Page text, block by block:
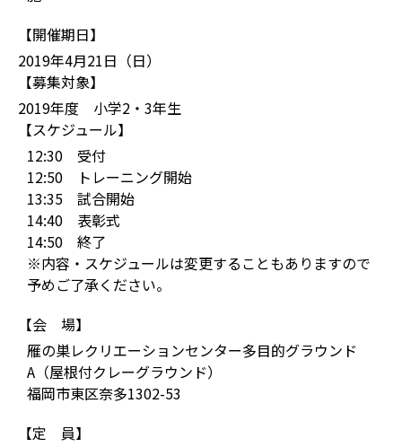
【開催期日】
2019年4月21日（日）
【募集対象】
2019年度 小学2・3年生
【スケジュール】
12:30 受付
12:50 トレーニング開始
13:35 試合開始
14:40 表彰式
14:50 終了
※内容・スケジュールは変更することもありますので
予めご了承ください。
【会 場】
雁の巣レクリエーションセンター多目的グラウンド
A（屋根付クレーグラウンド）
福岡市東区奈多1302-53
【定 員】